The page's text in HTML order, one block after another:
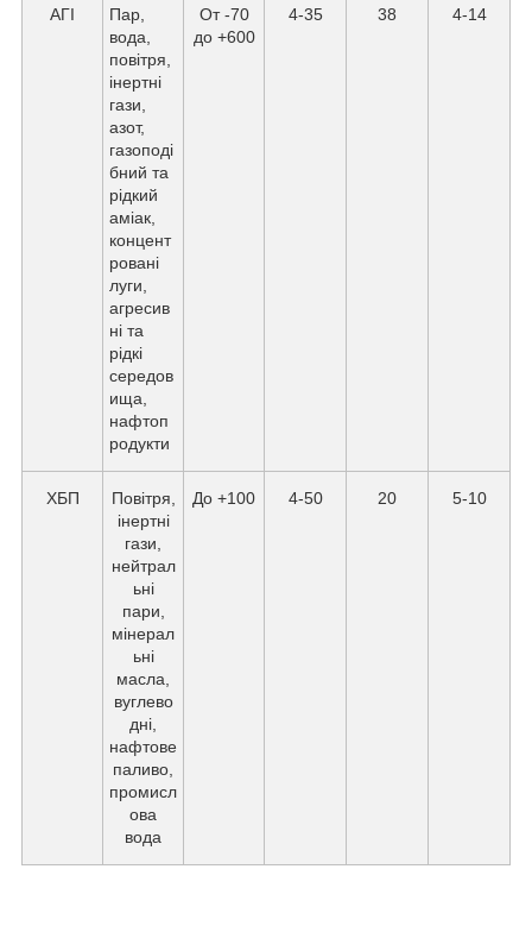
АГІ
Пар,
вода,
повітря,
інертні
гази,
азот,
газоподі
бний та
рідкий
аміак,
концент
ровані
луги,
агресив
ні та
рідкі
середов
ища,
нафтоп
родукти
От -70
до +600
4-35 38 4-14
ХБП
Повітря,
інертні
гази,
нейтрал
ьні
пари,
мінерал
ьні
масла,
вуглево
дні,
нафтове
паливо,
промисл
ова
вода
До +100 4-50 20 5-10